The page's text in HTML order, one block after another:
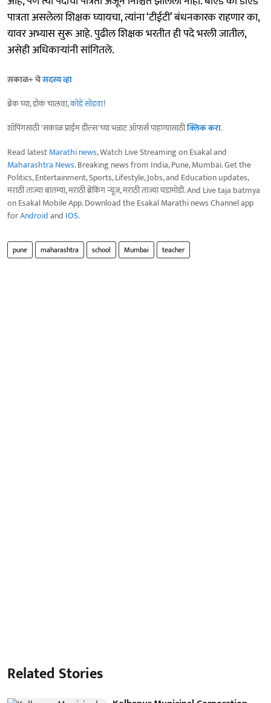
पात्रता असलेला शिक्षक घ्यायचा, त्यांना ‘टीईटी’ बंधनकारक राहणार का,
यावर अभ्यास सुरू आहे. पुढील शिक्षक भरतीत ही पदे भरली जातील,
असेही अधिकाऱ्यांनी सांगितले.
सकाळ+ चेसदस्य व्हा
ब्रेक घ्या, डोकं चालवा,कोडे सोडवा!
शॉपिंगसाठी 'सकाळ प्राईम डील्स'च्या भन्नाट ऑफर्स पाहण्यासाठीक्लिक करा.
Read latestMarathi news, Watch Live Streaming on Esakal and
Maharashtra News. Breaking news from India, Pune, Mumbai. Get the
Politics, Entertainment, Sports, Lifestyle, Jobs, and Education updates,
मराठी ताज्या बातम्या, मराठी ब्रेकिंग न्यूज, मराठी ताज्या घडामोडी. And Live taja batmya
on Esakal Mobile App. Download the Esakal Marathi news Channel app
forAndroidand IOS.
pune maharashtra school Mumbai teacher
Related Stories